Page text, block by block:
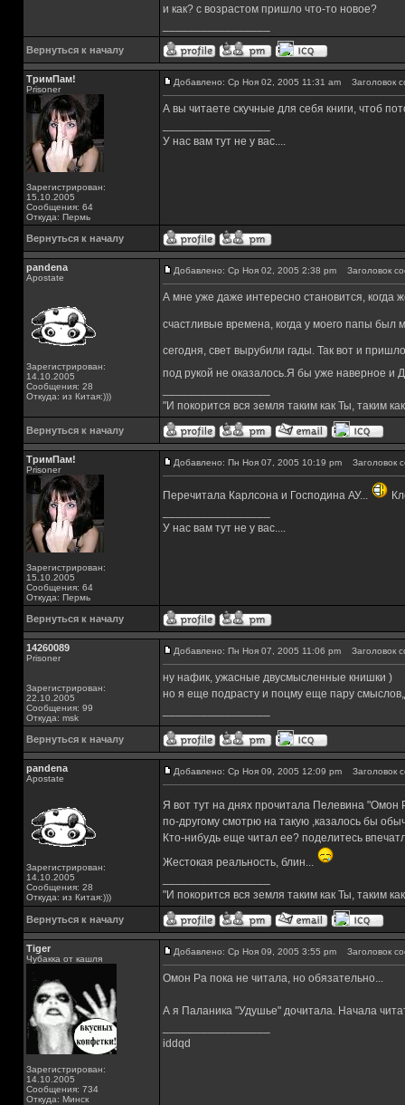
и как? с возрастом пришло что-то новое?
Вернуться к началу
ТримПам!
Prisoner
Зарегистрирован:
15.10.2005
Сообщения: 64
Откуда: Пермь
Добавлено: Ср Ноя 02, 2005 11:31 am Заголовок
А вы читаете скучные для себя книги, чтоб
У нас вам тут не у вас....
Вернуться к началу
pandena
Apostate
Зарегистрирован:
14.10.2005
Сообщения: 28
Откуда: из Китая:)))
Добавлено: Ср Ноя 02, 2005 2:38 pm Заголовок
А мне уже даже интересно становится, когда
счастливые времена, когда у моего папы был
сегодня, свет вырубили гады. Так вот и
под рукой не оказалось.Я бы уже наверное и
"И покорится вся земля таким как Ты, таким
Вернуться к началу
ТримПам!
Prisoner
Зарегистрирован:
15.10.2005
Сообщения: 64
Откуда: Пермь
Добавлено: Пн Ноя 07, 2005 10:19 pm Заголовок
Перечитала Карлсона и Господина АУ...
У нас вам тут не у вас....
Вернуться к началу
14260089
Prisoner
Зарегистрирован:
22.10.2005
Сообщения: 99
Откуда: msk
Добавлено: Пн Ноя 07, 2005 11:06 pm Заголовок
ну нафик, ужасные двусмысленные книшки )
но я еще подрасту и поцму еще пару
Вернуться к началу
pandena
Apostate
Зарегистрирован:
14.10.2005
Сообщения: 28
Откуда: из Китая:)))
Добавлено: Ср Ноя 09, 2005 12:09 pm Заголовок
Я вот тут на днях прочитала Пелевина "Омон
по-другому смотрю на такую ,казалось бы
Кто-нибудь еще читал ее? поделитесь
Жестокая реальность, блин...
"И покорится вся земля таким как Ты, таким
Вернуться к началу
Tiger
Чубакка от кашля
Зарегистрирован:
14.10.2005
Сообщения: 734
Откуда: Минск
Добавлено: Ср Ноя 09, 2005 3:55 pm Заголовок
Омон Ра пока не читала, но обязательно...
А я Паланика "Удушье" дочитала. Начала
iddqd